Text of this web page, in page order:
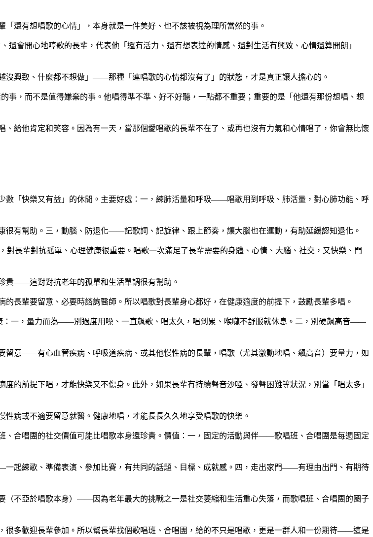
還有想唱歌的心情」，本身就是一件美好、也不該被視為理所當然的事。
會開心地哼歌的長輩，代表他「還有活力、還有想表達的情感、還對生活有興致、心情還算開朗」
沒興致、什麼都不想做」——那種「連唱歌的心情都沒有了」的狀態，才是真正讓人擔心的。
，而不是值得嫌棄的事。他唱得準不準、好不好聽，一點都不重要；重要的是「他還有那份想唱、想
給他肯定和笑容。因為有一天，當那個愛唱歌的長輩不在了、或再也沒有力氣和心情唱了，你會無比懷
數「快樂又有益」的休閒。主要好處：一，練肺活量和呼吸——唱歌用到呼吸、肺活量，對心肺功能、呼
有幫助。三，動腦、防退化——記歌詞、記旋律、跟上節奏，讓大腦也在運動，有助延緩認知退化。
長輩對抗孤單、心理健康很重要。唱歌一次滿足了長輩需要的身體、心情、大腦、社交，又快樂、門
貴——這對對抗老年的孤單和生活單調很有幫助。
長輩要留意、必要時諮詢醫師。所以唱歌對長輩身心都好，在健康適度的前提下，鼓勵長輩多唱。
：一，量力而為——別過度用嗓、一直飆歌、唱太久，唱到累、喉嚨不舒服就休息。二，別硬飆高音——
意——有心血管疾病、呼吸道疾病、或其他慢性病的長輩，唱歌（尤其激動地唱、飆高音）要量力，如
的前提下唱，才能快樂又不傷身。此外，如果長輩有持續聲音沙啞、發聲困難等狀況，別當「唱太多」
病或不適要留意就醫。健康地唱，才能長長久久地享受唱歌的快樂。
、合唱團的社交價值可能比唱歌本身還珍貴。價值：一，固定的活動與伴——歌唱班、合唱團是每週固定
起練歌、準備表演、參加比賽，有共同的話題、目標、成就感。四，走出家門——有理由出門、有期待
（不亞於唱歌本身）——因為老年最大的挑戰之一是社交萎縮和生活重心失落，而歌唱班、合唱團的圈子
很多歡迎長輩參加。所以幫長輩找個歌唱班、合唱團，給的不只是唱歌，更是一群人和一份期待——這是